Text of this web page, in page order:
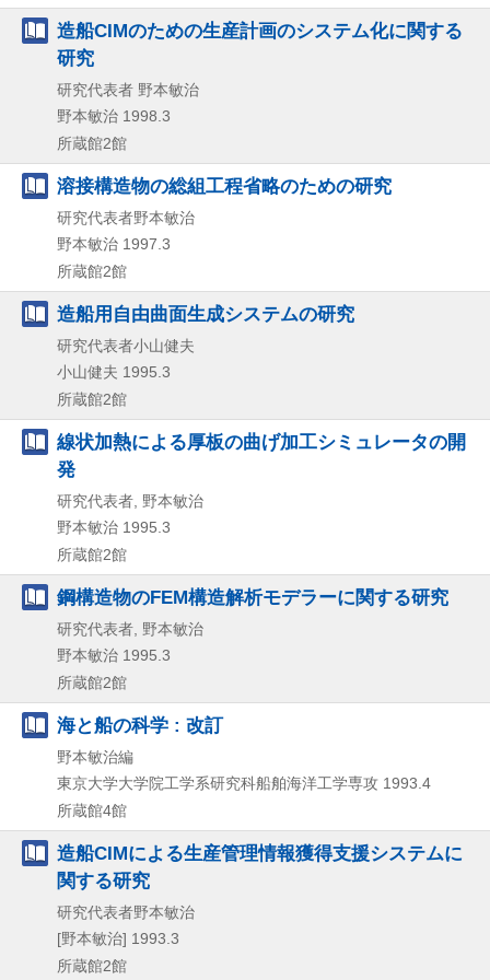
造船CIMのための生産計画のシステム化に関する
研究
研究代表者 野本敏治
野本敏治 1998.3
所蔵館2館
溶接構造物の総組工程省略のための研究
研究代表者野本敏治
野本敏治 1997.3
所蔵館2館
造船用自由曲面生成システムの研究
研究代表者小山健夫
小山健夫 1995.3
所蔵館2館
線状加熱による厚板の曲げ加工シミュレータの開
発
研究代表者, 野本敏治
野本敏治 1995.3
所蔵館2館
鋼構造物のFEM構造解析モデラーに関する研究
研究代表者, 野本敏治
野本敏治 1995.3
所蔵館2館
海と船の科学 : 改訂
野本敏治編
東京大学大学院工学系研究科船舶海洋工学専攻 1993.4
所蔵館4館
造船CIMによる生産管理情報獲得支援システムに
関する研究
研究代表者野本敏治
[野本敏治] 1993.3
所蔵館2館